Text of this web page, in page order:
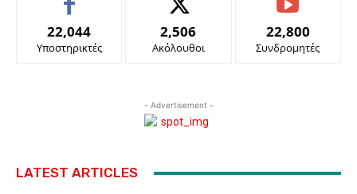
22,044
Υποστηρικτές
2,506
Ακόλουθοι
22,800
Συνδρομητές
- Advertisement -
LATEST ARTICLES